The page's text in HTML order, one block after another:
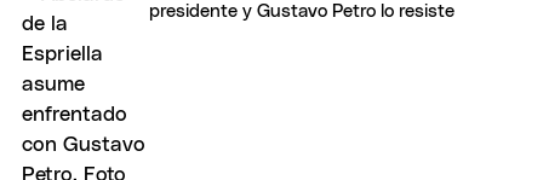
presidente y Gustavo Petro lo resiste